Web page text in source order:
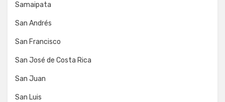
Samaipata
San Andrés
San Francisco
San José de Costa Rica
San Juan
San Luis